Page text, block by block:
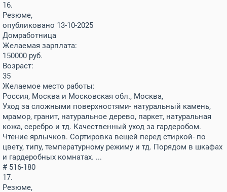
16.
Резюме,
опубликовано 13-10-2025
Домработница
Желаемая зарплата:
150000 руб.
Возраст:
35
Желаемое место работы:
Россия, Москва и Московская обл., Москва,
Уход за сложными поверхностями- натуральный камень,
мрамор, гранит, натуральное дерево, паркет, натуральная
кожа, серебро и тд. Качественный уход за гардеробом.
Чтение ярлычков. Сортировка вещей перед стиркой- по
цвету, типу, температурному режиму и тд. Порядом в шкафах
и гардеробных комнатах. ...
# 516-180
17.
Резюме,